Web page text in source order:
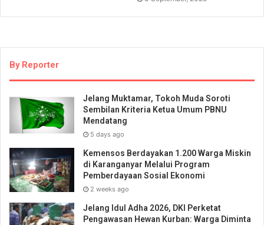
By Reporter
Jelang Muktamar, Tokoh Muda Soroti
Sembilan Kriteria Ketua Umum PBNU
Mendatang
5 days ago
Kemensos Berdayakan 1.200 Warga Miskin
di Karanganyar Melalui Program
Pemberdayaan Sosial Ekonomi
2 weeks ago
Jelang Idul Adha 2026, DKI Perketat
Pengawasan Hewan Kurban: Warga Diminta